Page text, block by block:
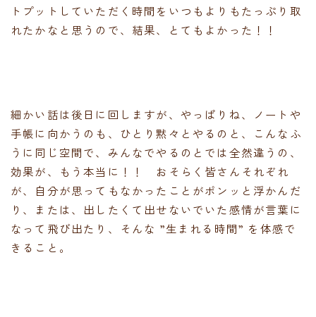
トプットしていただく時間をいつもよりもたっぷり取
れたかなと思うので、結果、とてもよかった！！
細かい話は後日に回しますが、やっぱりね、ノートや
手帳に向かうのも、ひとり黙々とやるのと、こんなふ
うに同じ空間で、みんなでやるのとでは全然違うの、
効果が、もう本当に！！ おそらく皆さんそれぞれ
が、自分が思ってもなかったことがポンッと浮かんだ
り、または、出したくて出せないでいた感情が言葉に
なって飛び出たり、そんな ”生まれる時間” を体感で
きること。